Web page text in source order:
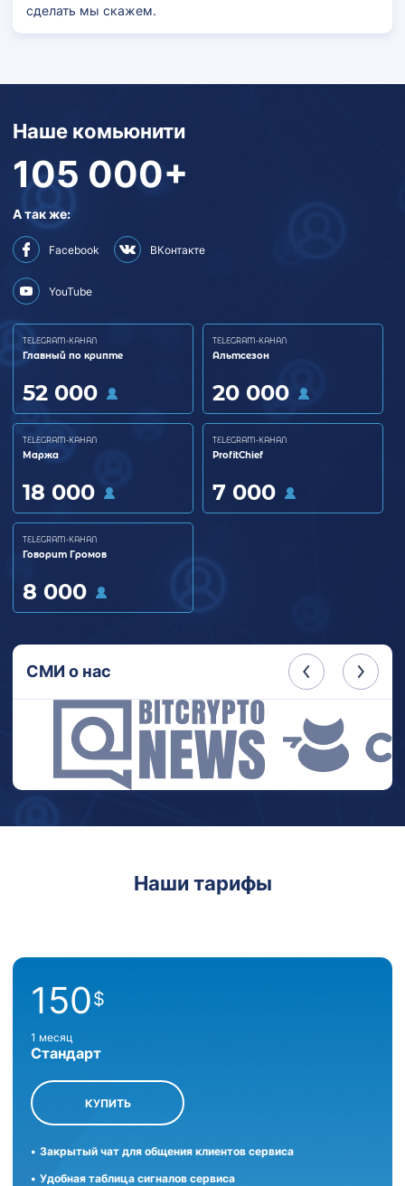
сделать мы скажем.
Наше комьюнити
105 000+
А так же:
Facebook ВКонтакте
YouTube
TELEGRAM-КАНАЛ
Главный по крипте
52 000
TELEGRAM-КАНАЛ
Альтсезон
20 000
TELEGRAM-КАНАЛ
Маржа
18 000
TELEGRAM-КАНАЛ
ProfitChief
7 000
TELEGRAM-КАНАЛ
Говорит Громов
8 000
СМИ о нас
Нашитарифы
150$
1 месяц
Стандарт
КУПИТЬ
Закрытый чат для общения клиентов сервиса
Удобная таблица сигналов сервиса